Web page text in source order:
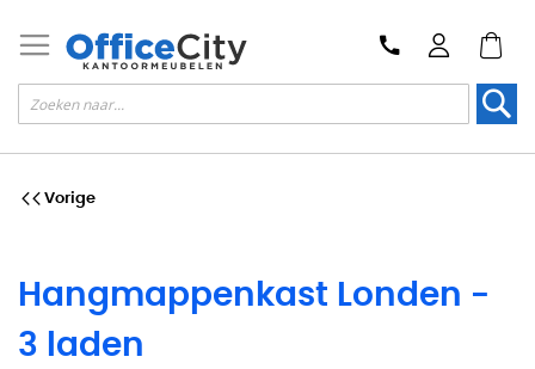
Hangmappenkast Londen -
3 laden
Vorige